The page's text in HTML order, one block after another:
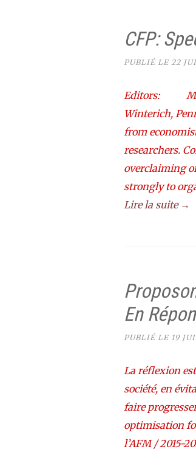
CFP:
PUBLIÉ LE 22
Editors:
Winterich,
from
researchers.
overclaiming
strongly to
Lire la suite →
En
PUBLIÉ LE 19
La réflexion est
société, en
faire
optimisation
l’AFM / 2015-